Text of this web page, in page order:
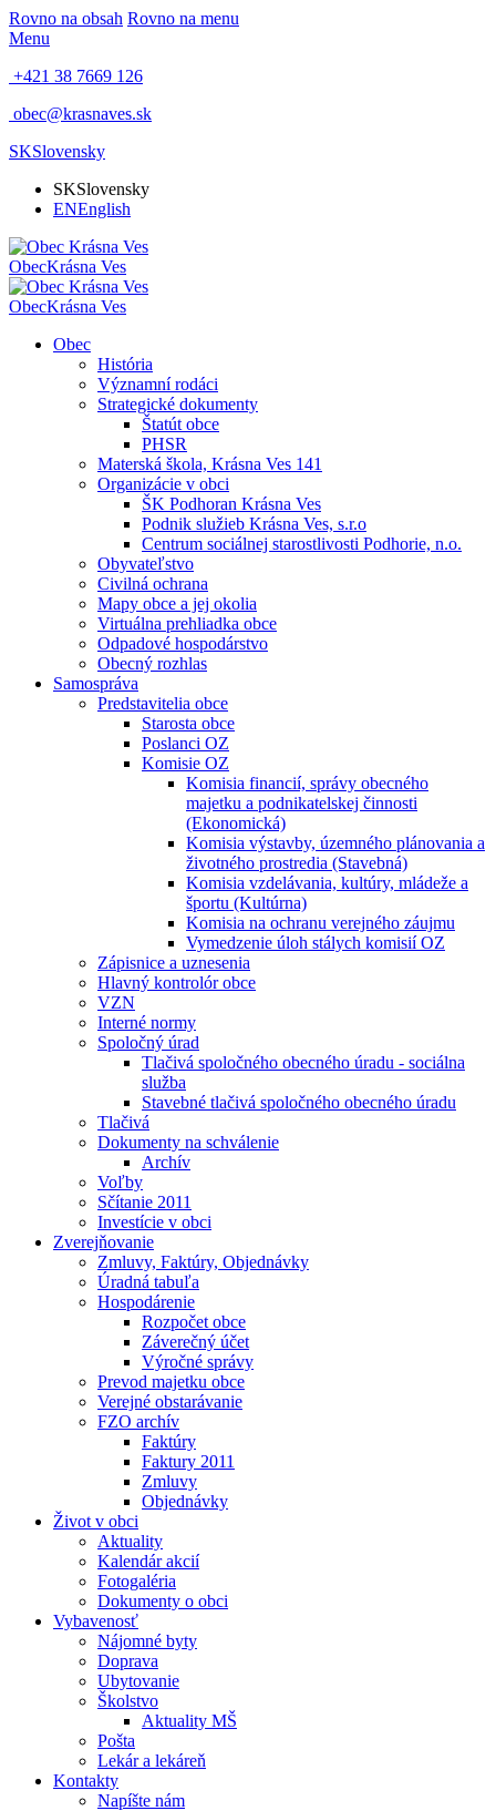
Rovno na obsah Rovno na menu
Menu
+421 38 7669 126
obec@krasnaves.sk
SKSlovensky
SKSlovensky
ENEnglish
ObecKrásna Ves
ObecKrásna Ves
Obec
História
Významní rodáci
Strategické dokumenty
Štatút obce
PHSR
Materská škola, Krásna Ves 141
Organizácie v obci
ŠK Podhoran Krásna Ves
Podnik služieb Krásna Ves, s.r.o
Centrum sociálnej starostlivosti Podhorie, n.o.
Obyvateľstvo
Civilná ochrana
Mapy obce a jej okolia
Virtuálna prehliadka obce
Odpadové hospodárstvo
Obecný rozhlas
Samospráva
Predstavitelia obce
Starosta obce
Poslanci OZ
Komisie OZ
Komisia financií, správy obecného
majetku a podnikatelskej činnosti
(Ekonomická)
Komisia výstavby, územného plánovania a
životného prostredia (Stavebná)
Komisia vzdelávania, kultúry, mládeže a
športu (Kultúrna)
Komisia na ochranu verejného záujmu
Vymedzenie úloh stálych komisií OZ
Zápisnice a uznesenia
Hlavný kontrolór obce
VZN
Interné normy
Spoločný úrad
Tlačivá spoločného obecného úradu - sociálna
služba
Stavebné tlačivá spoločného obecného úradu
Tlačivá
Dokumenty na schválenie
Archív
Voľby
Sčítanie 2011
Investície v obci
Zverejňovanie
Zmluvy, Faktúry, Objednávky
Úradná tabuľa
Hospodárenie
Rozpočet obce
Záverečný účet
Výročné správy
Prevod majetku obce
Verejné obstarávanie
FZO archív
Faktúry
Faktury 2011
Zmluvy
Objednávky
Život v obci
Aktuality
Kalendár akcií
Fotogaléria
Dokumenty o obci
Vybavenosť
Nájomné byty
Doprava
Ubytovanie
Školstvo
Aktuality MŠ
Pošta
Lekár a lekáreň
Kontakty
Napíšte nám